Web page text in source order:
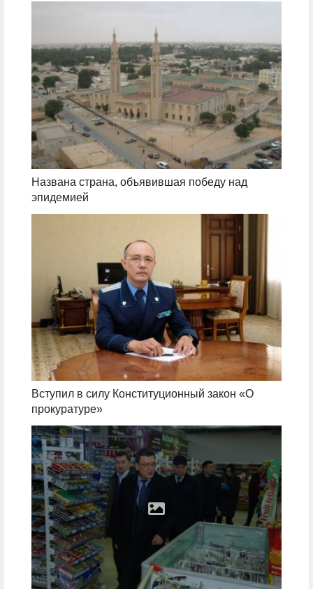
Названа страна, объявившая победу над
эпидемией
Вступил в силу Конституционный закон «О
прокуратуре»